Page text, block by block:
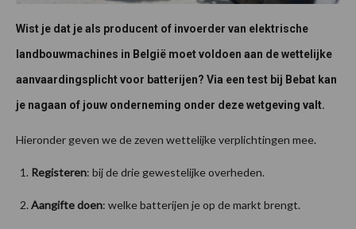
Wist je dat je als producent of invoerder van elektrische
landbouwmachines in België moet voldoen aan de wettelijke
aanvaardingsplicht voor batterijen? Via een test bij Bebat kan
je nagaan of jouw onderneming onder deze wetgeving valt.
Hieronder geven we de zeven wettelijke verplichtingen mee.
Registeren: bij de drie gewestelijke overheden.
Aangifte doen: welke batterijen je op de markt brengt.